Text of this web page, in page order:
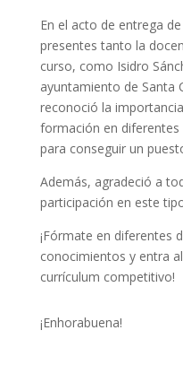
En el acto de entrega
presentes tanto la
curso, como Isidro
ayuntamiento de Santa
reconoció la
formación en diferentes
para conseguir un
Además, agradeció a
participación en este
¡Fórmate en diferentes
conocimientos y entra
currículum competitivo!
¡Enhorabuena!